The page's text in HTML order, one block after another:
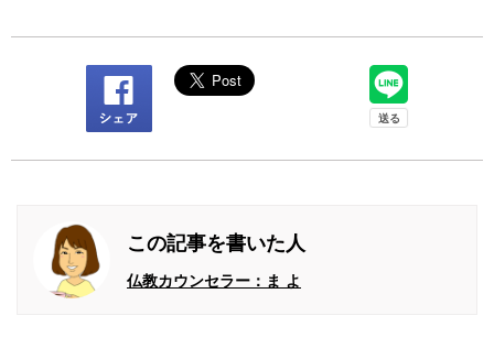
この記事を書いた人
仏教カウンセラー：ま よ